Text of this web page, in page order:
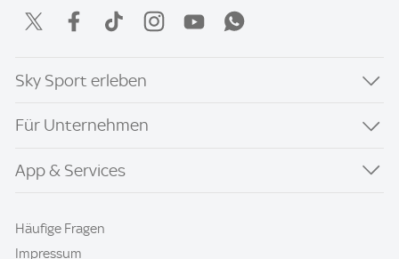
Sky Sport erleben
Für Unternehmen
App & Services
Häufige Fragen
Impressum